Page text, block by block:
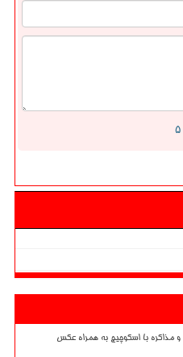
مذاکره با اسکوچیچ به همراه عکس